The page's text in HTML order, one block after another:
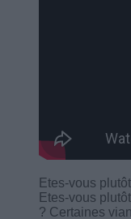
Etes-vous
Etes-vous
? Certaines